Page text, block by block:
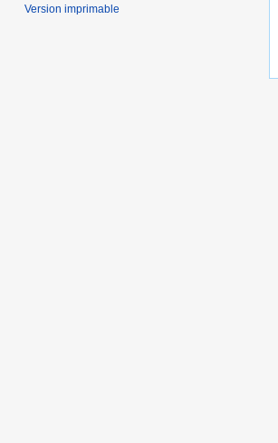
Version imprimable